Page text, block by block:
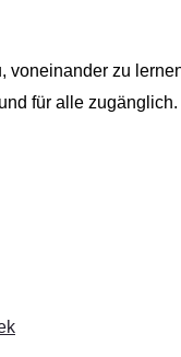
voneinander zu
für alle zugänglich.